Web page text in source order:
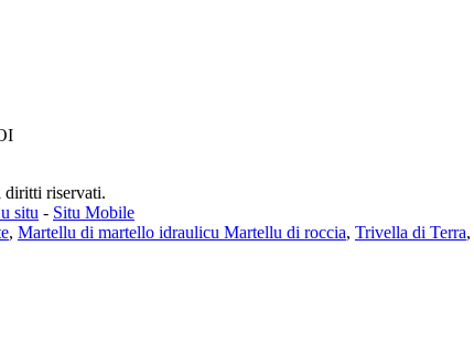
riservati.
situ - Situ Mobile
, Martellu di martello idraulicu Martellu di roccia, Trivella di Terra,